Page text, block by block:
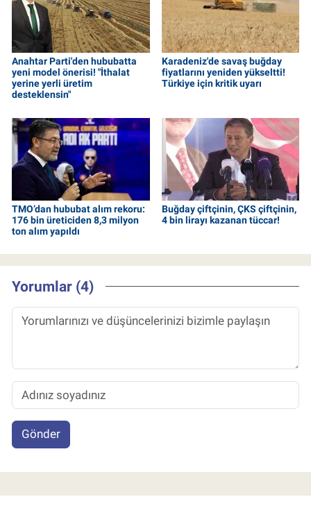
Anahtar Parti'den hububatta
yeni model önerisi! "İthalat
yerine yerli üretim
desteklensin"
Karadeniz'de savaş buğday
fiyatlarını yeniden yükseltti!
Türkiye için kritik uyarı
TMO’dan hububat alım rekoru:
176 bin üreticiden 8,3 milyon
ton alım yapıldı
Buğday çiftçinin, ÇKS çiftçinin,
4 bin lirayı kazanan tüccar!
Yorumlar (4)
Gönder